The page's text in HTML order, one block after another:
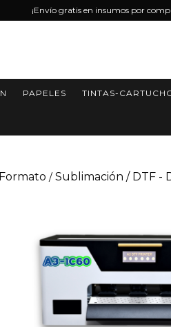
¡Envío gratis en insumos por
PAPELES TINTAS-
/ Sublimación / DTF -